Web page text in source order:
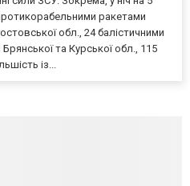
ракетами
обл., 24 балістичними
та Курської обл., 115
із...